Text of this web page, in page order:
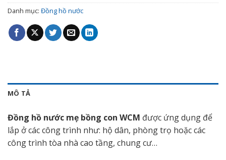
Danh mục: Đồng hồ nước
MÔ TẢ
Đồng hồ nước mẹ bồng con WCM được ứng dụng để
lắp ở các công trình như: hộ dân, phòng trọ hoặc các
công trình tòa nhà cao tầng, chung cư…